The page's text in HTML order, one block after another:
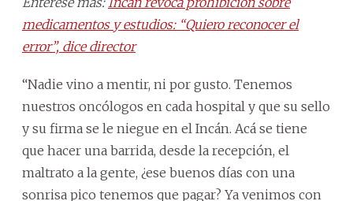
medicamentos y estudios: “Quiero reconocer el
error”, dice director
“Nadie vino a mentir, ni por gusto. Tenemos
nuestros oncólogos en cada hospital y que su sello
y su firma se le niegue en el Incán. Acá se tiene
que hacer una barrida, desde la recepción, el
maltrato a la gente, ¿ese buenos días con una
sonrisa pico tenemos que pagar? Ya venimos con